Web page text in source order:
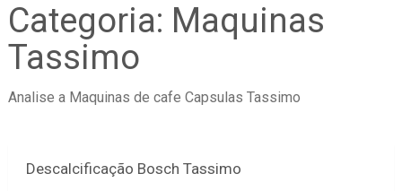
Categoria: Maquinas
Tassimo
Analise a Maquinas de cafe Capsulas Tassimo
Descalcificação Bosch Tassimo